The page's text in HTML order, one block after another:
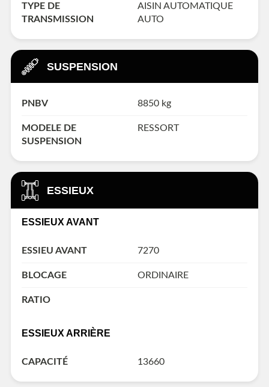
TYPE DE
TRANSMISSION
AISIN AUTOMATIQUE
AUTO
SUSPENSION
PNBV 8850 kg
MODELE DE
SUSPENSION
RESSORT
ESSIEUX
ESSIEUX AVANT
ESSIEU AVANT 7270
BLOCAGE ORDINAIRE
RATIO
ESSIEUX ARRIÈRE
CAPACITÉ 13660